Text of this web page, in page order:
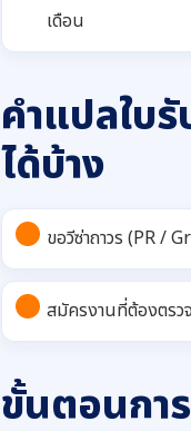
เดือน
คำแปลใบรั
ได้บ้าง
ขอวีซ่าถาวร (PR /
สมัครงานที่ต้องตรว
ขั้นตอนกา